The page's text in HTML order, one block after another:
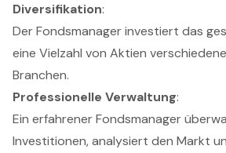
Diversifikation:
Der Fondsmanager investiert das
eine Vielzahl von Aktien
Branchen.
Professionelle Verwaltung:
Ein erfahrener Fondsmanager
Investitionen, analysiert den Markt